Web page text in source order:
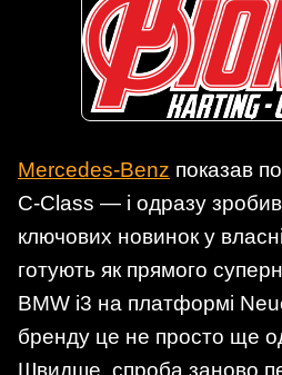
Mercedes-Benz показав
C-Class — і одразу
ключових новинок у
готують як прямого
BMW i3 на платформі
бренду це не просто ще